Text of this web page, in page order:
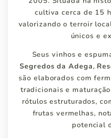
cultiva cerca de 15
valorizando o terroir
únicos e
Seus vinhos e
Segredos da Adega,
são elaborados com
tradicionais e
rótulos estruturados,
frutas vermelhas,
potencial